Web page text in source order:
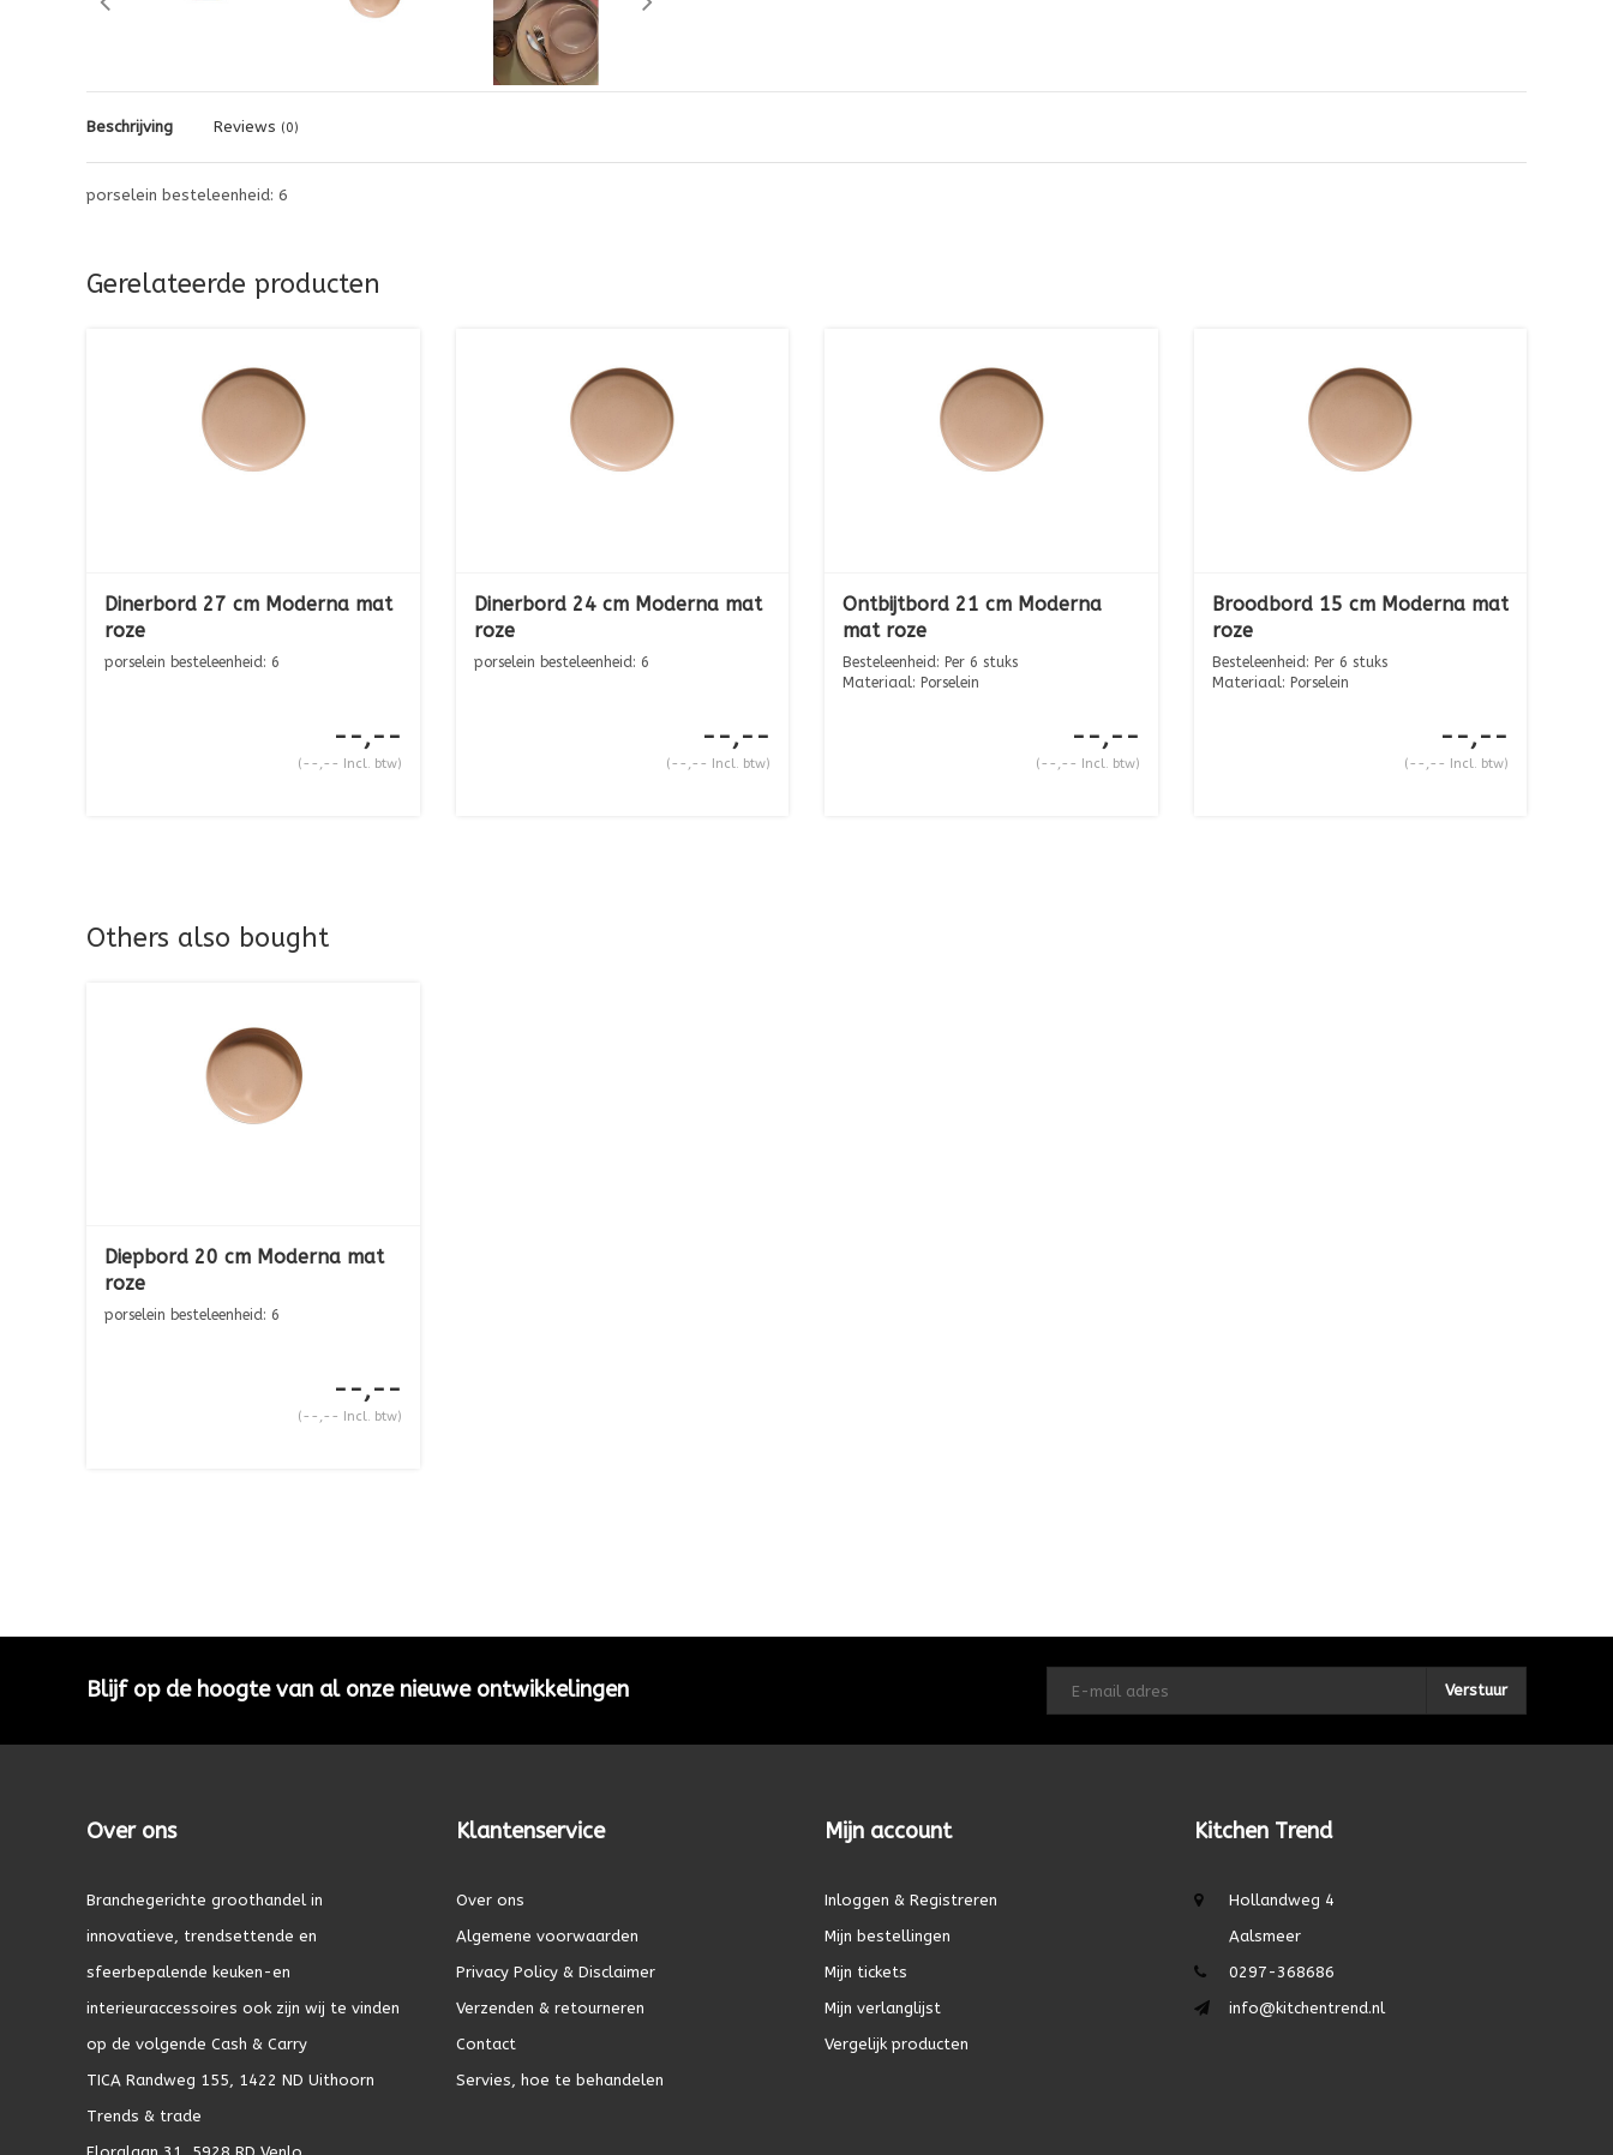
Beschrijving Reviews (0)
porselein besteleenheid: 6
Gerelateerde producten
Dinerbord 27 cm Moderna mat
roze
porselein besteleenheid: 6
--,--
(--,-- Incl. btw)
Dinerbord 24 cm Moderna mat
roze
porselein besteleenheid: 6
--,--
(--,-- Incl. btw)
Ontbijtbord 21 cm Moderna
mat roze
Besteleenheid: Per 6 stuks
Materiaal: Porselein
--,--
(--,-- Incl. btw)
Broodbord 15 cm Moderna mat
roze
Besteleenheid: Per 6 stuks
Materiaal: Porselein
--,--
(--,-- Incl. btw)
Others also bought
Diepbord 20 cm Moderna mat
roze
porselein besteleenheid: 6
--,--
(--,-- Incl. btw)
Blijf op de hoogte van al onze nieuwe ontwikkelingen Verstuur
Over ons
Branchegerichte groothandel in
innovatieve, trendsettende en
sfeerbepalende keuken-en
interieuraccessoires ook zijn wij te vinden
op de volgende Cash & Carry
TICA Randweg 155, 1422 ND Uithoorn
Trends & trade
Klantenservice
Over ons
Algemene voorwaarden
Privacy Policy & Disclaimer
Verzenden & retourneren
Contact
Servies, hoe te behandelen
Mijn account
Inloggen & Registreren
Mijn bestellingen
Mijn tickets
Mijn verlanglijst
Vergelijk producten
Kitchen Trend
Hollandweg 4
Aalsmeer
0297-368686
info@kitchentrend.nl